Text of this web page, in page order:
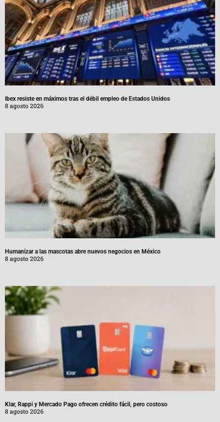
Ibex resiste en máximos tras el débil empleo de Estados Unidos
8 agosto 2026
Humanizar a las mascotas abre nuevos negocios en México
8 agosto 2026
Klar, Rappi y Mercado Pago ofrecen crédito fácil, pero costoso
8 agosto 2026